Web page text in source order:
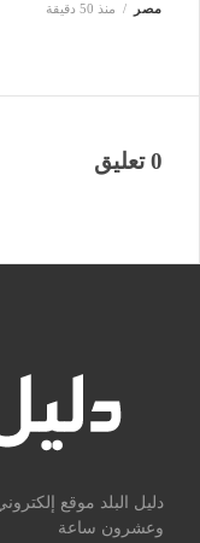
مصر منذ 50 دقيقة
0 تعليق
دليل البلد موقع
وعشرون ساعة